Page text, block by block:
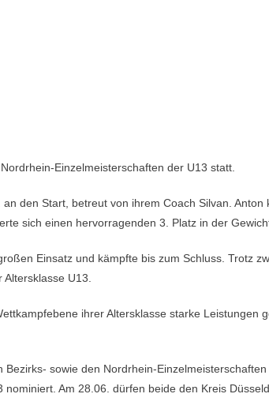
Einzelmeisterschaften der U13 statt.
den Start, betreut von ihrem Coach Silvan.
sich einen hervorragenden 3. Platz in der
Einsatz und kämpfte bis zum Schluss. Trotz
U13.
ihrer Altersklasse starke Leistungen
sowie den Nordrhein-
Am 28.06. dürfen beide den Kreis